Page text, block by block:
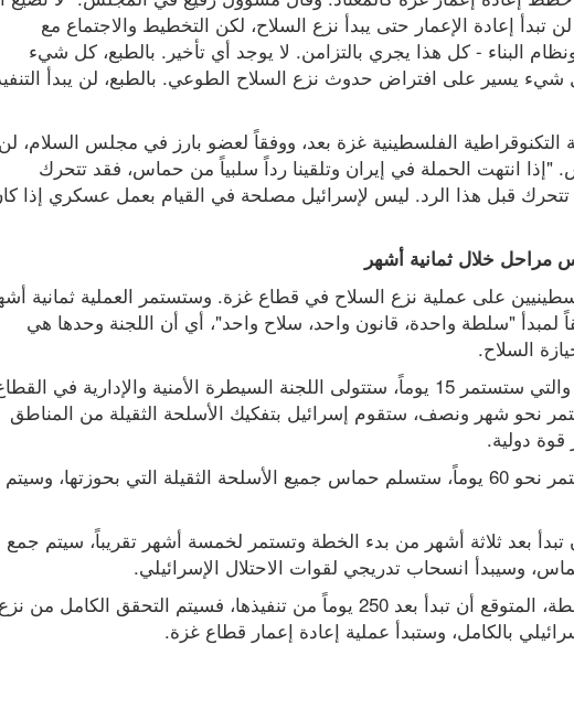
خلال ثمانية أشهر
السلاح.
دولية.
وسيبدأ انسحاب تدريجي لقوات الاحتلال الإسرائيلي.
بالكامل، وستبدأ عملية إعادة إعمار قطاع غزة.